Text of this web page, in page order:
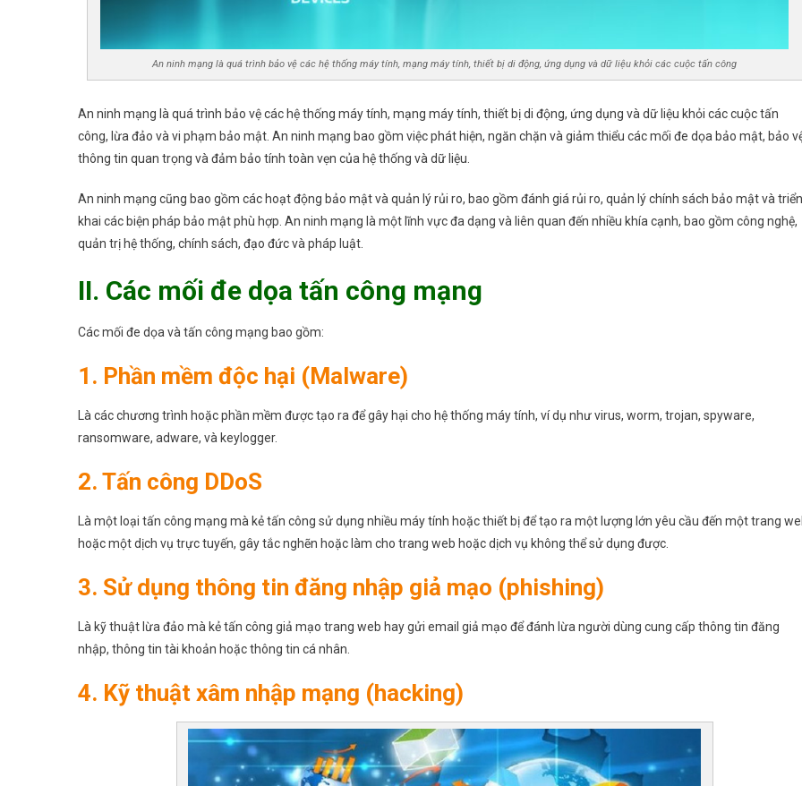
An ninh mạng là quá trình bảo vệ các hệ thống máy tính, mạng máy tính, thiết bị di động, ứng dụng và dữ liệu khỏi các cuộc tấn công
An ninh mạng là quá trình bảo vệ các hệ thống máy tính, mạng máy tính, thiết bị di động, ứng dụng và dữ liệu khỏi các cuộc tấn
công, lừa đảo và vi phạm bảo mật. An ninh mạng bao gồm việc phát hiện, ngăn chặn và giảm thiểu các mối đe dọa bảo mật, bảo
thông tin quan trọng và đảm bảo tính toàn vẹn của hệ thống và dữ liệu.
An ninh mạng cũng bao gồm các hoạt động bảo mật và quản lý rủi ro, bao gồm đánh giá rủi ro, quản lý chính sách bảo mật và triển
khai các biện pháp bảo mật phù hợp. An ninh mạng là một lĩnh vực đa dạng và liên quan đến nhiều khía cạnh, bao gồm công nghệ,
quản trị hệ thống, chính sách, đạo đức và pháp luật.
II. Các mối đe dọa tấn công mạng
Các mối đe dọa và tấn công mạng bao gồm:
1. Phần mềm độc hại (Malware)
Là các chương trình hoặc phần mềm được tạo ra để gây hại cho hệ thống máy tính, ví dụ như virus, worm, trojan, spyware,
ransomware, adware, và keylogger.
2. Tấn công DDoS
Là một loại tấn công mạng mà kẻ tấn công sử dụng nhiều máy tính hoặc thiết bị để tạo ra một lượng lớn yêu cầu đến một trang
hoặc một dịch vụ trực tuyến, gây tắc nghẽn hoặc làm cho trang web hoặc dịch vụ không thể sử dụng được.
3. Sử dụng thông tin đăng nhập giả mạo (phishing)
Là kỹ thuật lừa đảo mà kẻ tấn công giả mạo trang web hay gửi email giả mạo để đánh lừa người dùng cung cấp thông tin đăng
nhập, thông tin tài khoản hoặc thông tin cá nhân.
4. Kỹ thuật xâm nhập mạng (hacking)